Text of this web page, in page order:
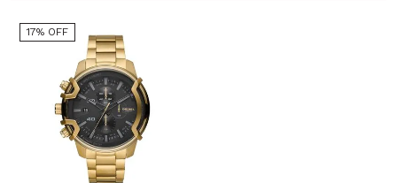
17% OFF